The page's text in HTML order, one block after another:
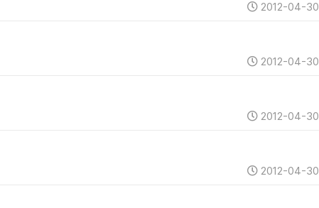
2012-04-30
2012-04-30
2012-04-30
2012-04-30